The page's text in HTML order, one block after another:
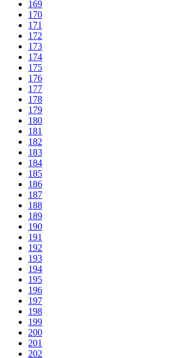
169
170
171
172
173
174
175
176
177
178
179
180
181
182
183
184
185
186
187
188
189
190
191
192
193
194
195
196
197
198
199
200
201
202